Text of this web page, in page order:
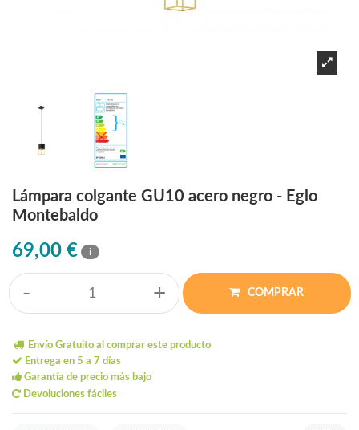
Lámpara colgante GU10 acero negro - Eglo
Montebaldo
69,00 € i
- + COMPRAR
Envío Gratuito al comprar este producto
Entrega en 5 a 7 días
Garantía de precio más bajo
Devoluciones fáciles